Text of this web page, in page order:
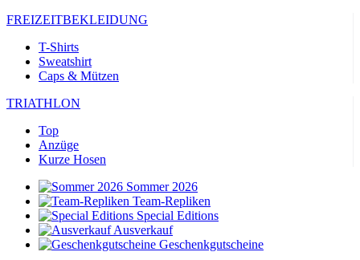
FREIZEITBEKLEIDUNG
T-Shirts
Sweatshirt
Caps & Mützen
TRIATHLON
Top
Anzüge
Kurze Hosen
Sommer 2026
Team-Repliken
Special Editions
Ausverkauf
Geschenkgutscheine